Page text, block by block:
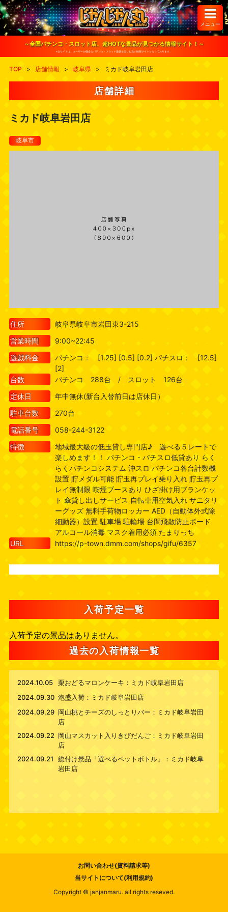
S
k
i
o
メニュー
～全国パチンコ・スロット店、超HOTな景品が見つかる情報サイト！～
※当サイトは、ユーザーが健全なパチンコ・スロット遊戯を楽しむ為の情報サイトとなっております。
TOP > 店舗情報 > 岐阜県 > ミカド岐阜岩田店
店舗詳細
ミカド岐阜岩田店
岐阜市
住所
岐阜県岐阜市岩田東3-215
営業時間
9:00~22:45
遊戯料金
パチンコ： [1.25] [0.5] [0.2] パチスロ： [12.5]
[2]
台数
パチンコ 288台 / スロット 126台
定休日
年中無休(新台入替前日は店休日）
駐車台数
270台
電話番号
058-244-3122
特徴
地域最大級の低玉貸し専門店♪ 遊べる５レートで
楽しめます！！ パチンコ・パチスロ低貸あり らく
らくパチンコシステム 沖スロ パチンコ各台計数機
設置 貯メダル可能 貯玉再プレイ乗り入れ 貯玉再プ
レイ無制限 喫煙ブースあり ひざ掛け用ブランケッ
ト 傘貸し出しサービス 自転車用空気入れ サニタリ
ーグッズ 無料手荷物ロッカー AED（自動体外式除
細動器）設置 駐車場 駐輪場 台間飛散防止ボード
アルコール消毒 マスク着用必須 たまりっち
URL
https://p-town.dmm.com/shops/gifu/6357
入荷予定一覧
入荷予定の景品はありません。
過去の入荷情報一覧
2024.10.05
栗おどるマロンケーキ：ミカド岐阜岩田店
2024.09.30 泡盛入荷：ミカド岐阜岩田店
2024.09.29 岡山桃とチーズのしっとりバー：ミカド岐阜岩田
店
2024.09.22 岡山マスカット入りきびだんご：ミカド岐阜岩田
店
2024.09.21
総付け景品「選べるペットボトル」：ミカド岐阜
岩田店
お問い合わせ(資料請求等)
当サイトについて(利用規約)
Copyright © janjanmaru. all rights reseved.